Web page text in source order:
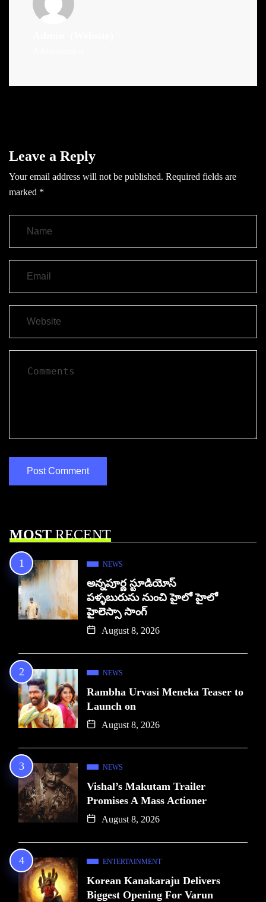
Leave a Reply
Your email address will not be published. Required fields are
marked *
MOSTRECENT
NEWS
అన్నపూర్ణ స్టూడియోస్
పళ్ళబురుసు నుంచి హైలో హైలో
హైలెస్సా సాంగ్
August 8, 2026
NEWS
Rambha Urvasi Meneka Teaser to
Launch on
August 8, 2026
NEWS
Vishal’s Makutam Trailer
Promises A Mass Actioner
August 8, 2026
ENTERTAINMENT
Korean Kanakaraju Delivers
Biggest Opening For Varun